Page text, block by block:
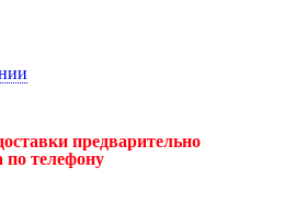
предварительно
по телефону